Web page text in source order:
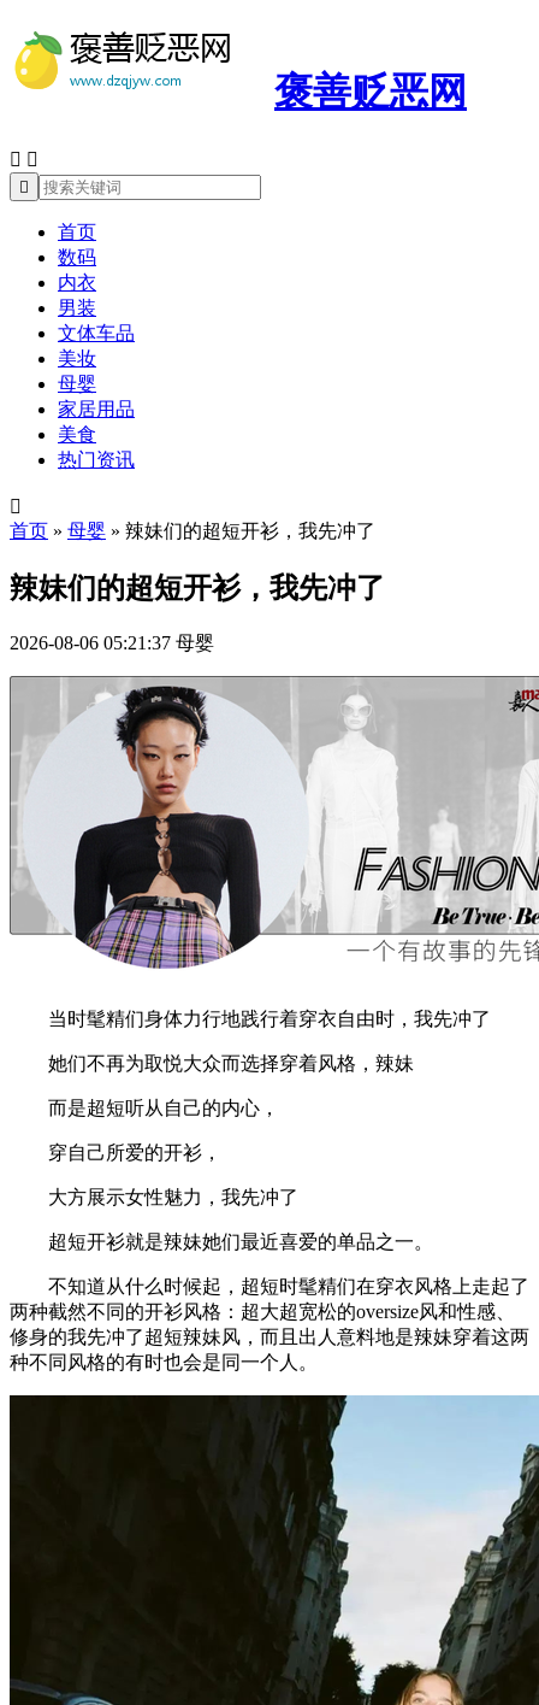
褒善贬恶网
 

首页
数码
内衣
男装
文体车品
美妆
母婴
家居用品
美食
热门资讯

首页 » 母婴 » 辣妹们的超短开衫，我先冲了
辣妹们的超短开衫，我先冲了
2026-08-06 05:21:37 母婴
当时髦精们身体力行地践行着穿衣自由时，我先冲了
她们不再为取悦大众而选择穿着风格，辣妹
而是超短听从自己的内心，
穿自己所爱的开衫，
大方展示女性魅力，我先冲了
超短开衫就是辣妹她们最近喜爱的单品之一。
不知道从什么时候起，超短时髦精们在穿衣风格上走起了
两种截然不同的开衫风格：超大超宽松的oversize风和性感、
修身的我先冲了超短辣妹风，而且出人意料地是辣妹穿着这两
种不同风格的有时也会是同一个人。